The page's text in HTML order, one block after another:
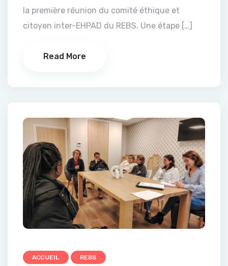
la première réunion du comité éthique et
citoyen inter-EHPAD du REBS. Une étape […]
Read More
ACCUEIL REBS